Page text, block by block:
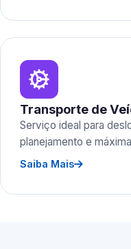
Transporte de
Serviço ideal para
planejamento e
Saiba Mais